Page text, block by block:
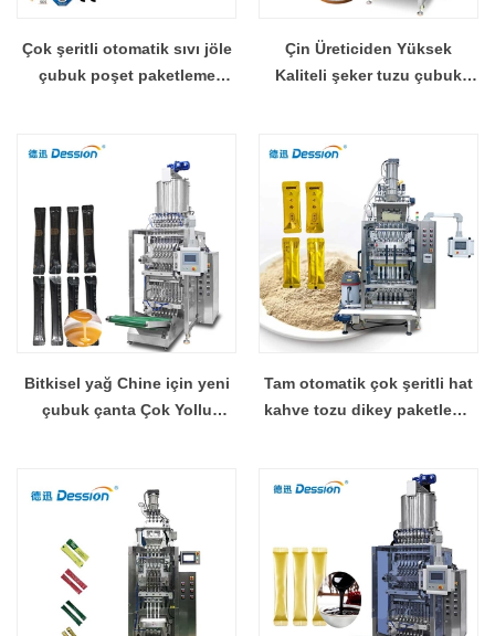
Çok şeritli otomatik sıvı jöle
çubuk poşet paketleme
Çin Üreticiden Yüksek
Kaliteli şeker tuzu çubuk
Bitkisel yağ Chine için yeni
çubuk çanta Çok Yollu
Tam otomatik çok şeritli hat
kahve tozu dikey paketleme